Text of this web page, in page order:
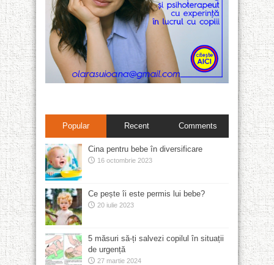
Popular Recent Comments
Cina pentru bebe în diversificare
16 octombrie 2023
Ce pește îi este permis lui bebe?
20 iulie 2023
5 măsuri să-ți salvezi copilul în situații
de urgență
27 martie 2024